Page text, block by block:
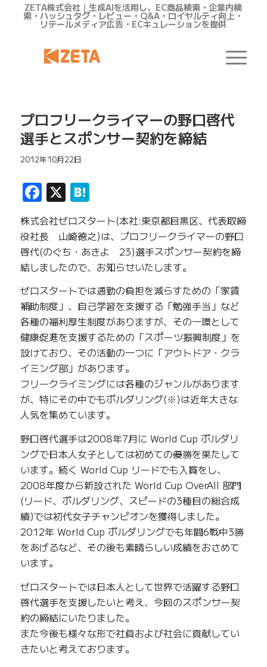
ZETA株式会社｜生成AIを活用し、EC商品検索・企業内検
索・ハッシュタグ・レビュー・Q&A・ロイヤルティ向上・
リテールメディア広告・ECキュレーションを提供
プロフリークライマーの野口啓代
選手とスポンサー契約を締結
2012年10月22日
Facebook
X Hatena
株式会社ゼロスタート(本社:東京都目黒区、代表取締
役社長 山崎徳之)は、プロフリークライマーの野口
啓代(のぐち・あきよ 23)選手スポンサー契約を締
結しましたので、お知らせいたします。
ゼロスタートでは通勤の負担を減らすための「家賃
補助制度」、自己学習を支援する「勉強手当」など
各種の福利厚生制度がありますが、その一環として
健康促進を支援するための「スポーツ振興制度」を
設けており、その活動の一つに「アウトドア・クラ
イミング部」があります。
フリークライミングには各種のジャンルがあります
が、特にその中でもボルダリング(※)は近年大きな
人気を集めています。
野口啓代選手は2008年7月に World Cup ボルダリ
ングで日本人女子としては初めての優勝を果たして
います。続く World Cup リードでも入賞をし、
2008年度から新設された World Cup OverAll 部門
(リード、ボルダリング、スピードの3種目の総合成
績)では初代女子チャンピオンを獲得しました。
2012年 World Cup ボルダリングでも年間6戦中3勝
をあげるなど、その後も素晴らしい成績をおさめて
います。
ゼロスタートでは日本人として世界で活躍する野口
啓代選手を支援したいと考え、今回のスポンサー契
約の締結にいたりました。
また今後も様々な形で社員および社会に貢献してい
きたいと考えております。